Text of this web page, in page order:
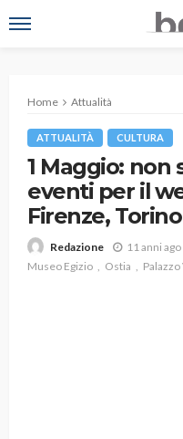
Home Attualità
ATTUALITÀ CULTURA
1 Maggio: non
eventi per il
Firenze,
Redazione 11 anni ago
Museo Egizio
Ostia